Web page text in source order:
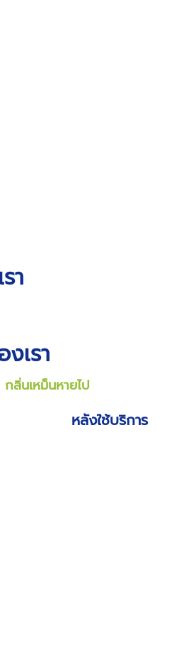
า
เรา
ลิ่นเหม็นหายไป
หลังใช้บริการ